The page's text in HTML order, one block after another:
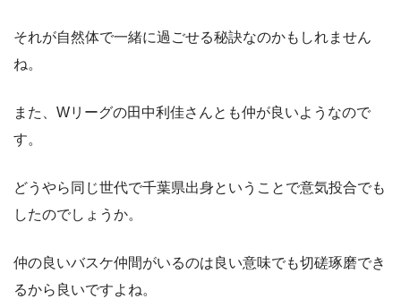
それが自然体で一緒に過ごせる秘訣なのかもしれません
ね。
また、Wリーグの田中利佳さんとも仲が良いようなので
す。
どうやら同じ世代で千葉県出身ということで意気投合でも
したのでしょうか。
仲の良いバスケ仲間がいるのは良い意味でも切磋琢磨でき
るから良いですよね。